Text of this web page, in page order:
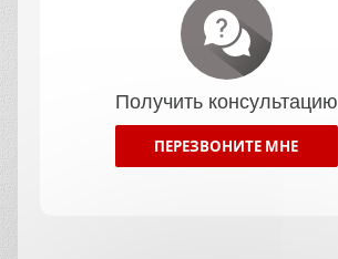
Получить консультацию
ПЕРЕЗВОНИТЕ МНЕ